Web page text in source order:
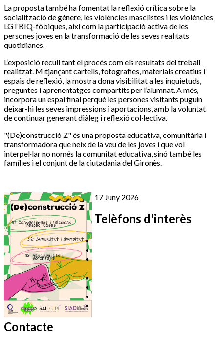
La proposta també ha fomentat la reflexió crítica sobre la
socialització de gènere, les violències masclistes i les violències
LGTBIQ-fòbiques, així com la participació activa de les
persones joves en la transformació de les seves realitats
quotidianes.
L’exposició recull tant el procés com els resultats del treball
realitzat. Mitjançant cartells, fotografies, materials creatius i
espais de reflexió, la mostra dona visibilitat a les inquietuds,
preguntes i aprenentatges compartits per l’alumnat. A més,
incorpora un espai final perquè les persones visitants puguin
deixar-hi les seves impressions i aportacions, amb la voluntat
de continuar generant diàleg i reflexió col·lectiva.
"(De)construcció Z" és una proposta educativa, comunitària i
transformadora que neix de la veu de les joves i que vol
interpel·lar no només la comunitat educativa, sinó també les
famílies i el conjunt de la ciutadania del Gironès.
17 Juny 2026
Telèfons d'interès
Contacte